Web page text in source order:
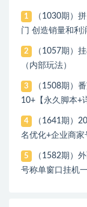
1
（1030期）
门 创造销量和利
2
（1057期）
（内部玩法）
3
（1508期）
10+【永久脚本+
4
（1641期）
名优化+企业商
5
（1582期）
号称单窗口挂机